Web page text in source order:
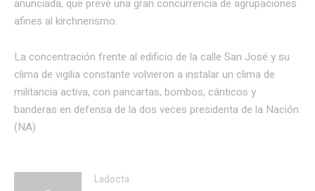
anunciada, que prevé una gran concurrencia de agrupaciones
afines al kirchnerismo.
La concentración frente al edificio de la calle San José y su
clima de vigilia constante volvieron a instalar un clima de
militancia activa, con pancartas, bombos, cánticos y
banderas en defensa de la dos veces presidenta de la Nación.
(NA)
Ladocta